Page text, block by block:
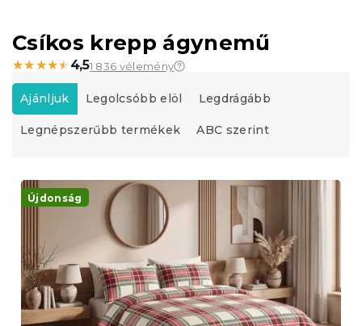
Csíkos krepp ágynemű
★★★★★
★★★★★ 4,51 836 vélemény
T
e
r
m
e
k
n
d
e
Ajánljuk Legolcsóbb elöl Legdrágább
Legnépszerűbb termékek ABC szerint
T
é
k
e
k
Újdonság